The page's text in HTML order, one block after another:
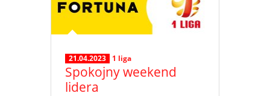
21.04.2023 1 liga
Spokojny weekend
lidera